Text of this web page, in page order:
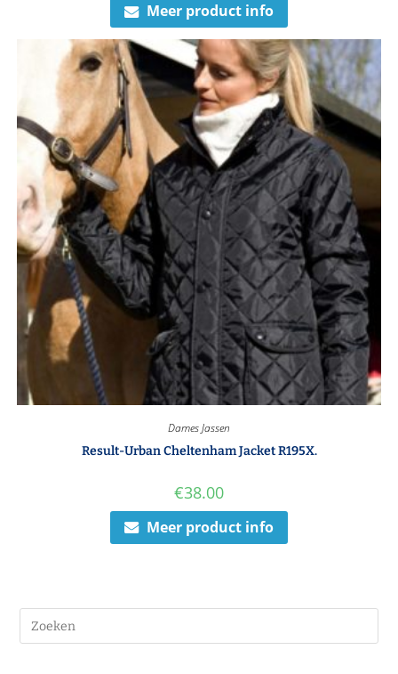
Meer product info
Dames Jassen
Result-Urban Cheltenham Jacket R195X.
€38.00
Meer product info